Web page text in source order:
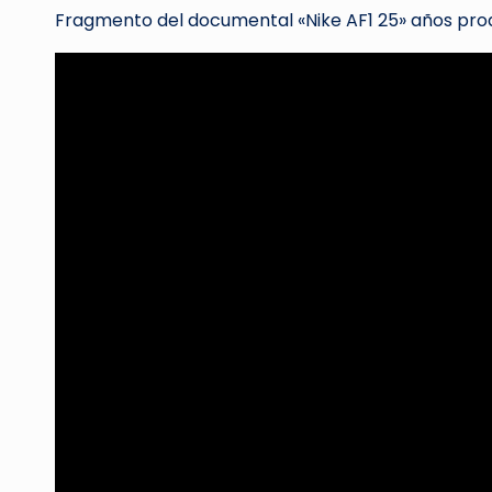
Fragmento del documental «Nike AF1 25» años